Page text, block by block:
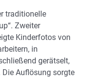
traditionelle
Zweiter
Kinderfotos von
in
gerätselt,
Auflösung sorgte